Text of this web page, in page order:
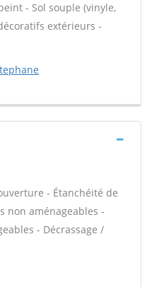
- Sol souple (vinyle,
extérieurs -
- Étanchéité de
non aménageables -
- Décrassage /